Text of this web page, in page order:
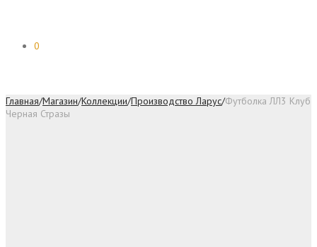
0
Главная/Магазин/Коллекции/Производство Ларус/Футболка ЛЛ3 Клуб
Черная Стразы